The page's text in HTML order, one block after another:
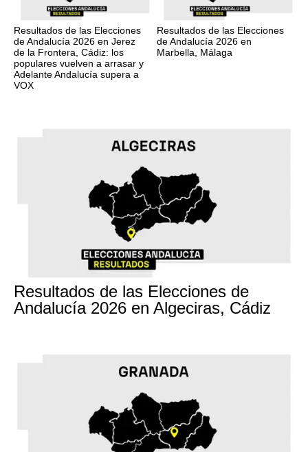
Resultados de las Elecciones
de Andalucía 2026 en Jerez
de la Frontera, Cádiz: los
populares vuelven a arrasar y
Adelante Andalucía supera a
VOX
Resultados de las Elecciones
de Andalucía 2026 en
Marbella, Málaga
Resultados de las Elecciones de
Andalucía 2026 en Algeciras, Cádiz